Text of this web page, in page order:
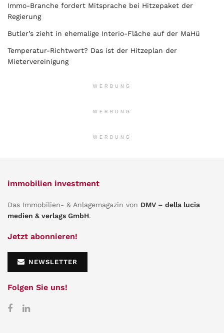
Immo-Branche fordert Mitsprache bei Hitzepaket der
Regierung
Butler’s zieht in ehemalige Interio-Fläche auf der MaHü
Temperatur-Richtwert? Das ist der Hitzeplan der
Mietervereinigung
WERBUNG
WERBUNG
WERBUNG
immobilien investment
Das Immobilien- & Anlagemagazin von DMV – della lucia
medien & verlags GmbH.
Jetzt abonnieren!
NEWSLETTER
Folgen Sie uns!